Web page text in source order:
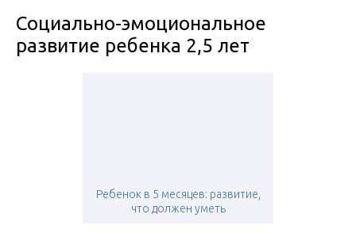
Социально-эмоциональное
развитие ребенка 2,5 лет
Ребенок в 5 месяцев: развитие,
что должен уметь